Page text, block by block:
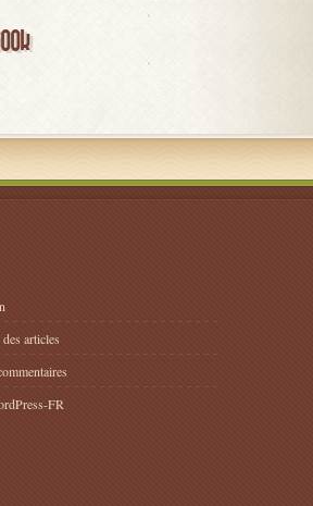
des articles
FR